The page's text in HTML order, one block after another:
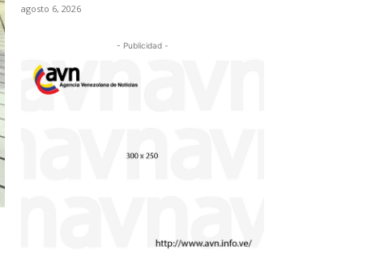
agosto 6, 2026
- Publicidad -